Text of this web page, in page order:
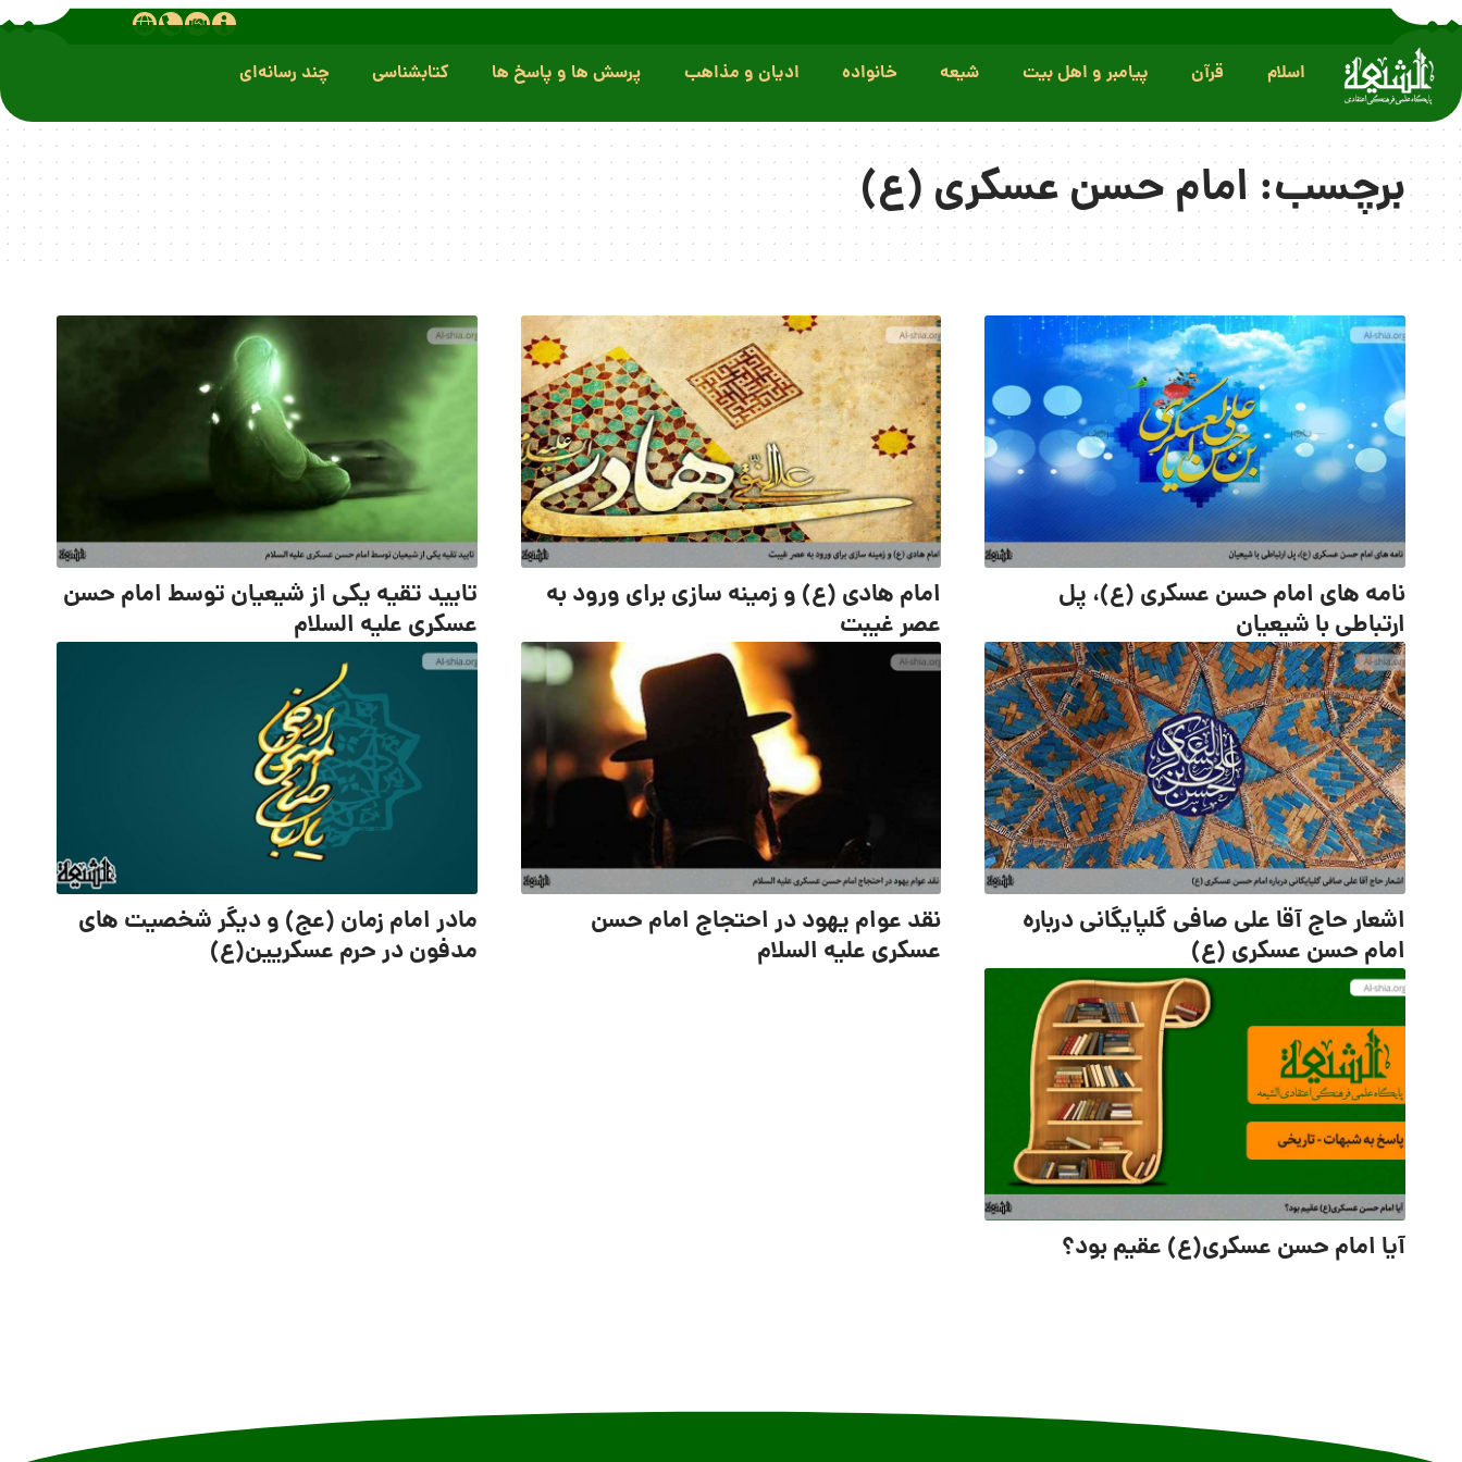
اسلام قرآن پیامبر و اهل بیت شیعه خانواده ادیان و مذاهب پرسش ها و پاسخ ها کتابشناسی چند رسانه‌ای
برچسب:امام حسن عسکری (ع)
نامه‌ های امام حسن عسکری (ع)، پل
ارتباطی با شیعیان
امام هادی (ع) و زمینه سازی برای ورود به
عصر غیبت
تایید تقیه یکی از شیعیان توسط امام حسن
عسکری علیه السلام
اشعار حاج آقا علی صافی گلپایگانی درباره
امام حسن عسکری (ع)
نقد عوام یهود در احتجاج امام حسن
عسکری علیه السلام
مادر امام زمان (عج) و دیگر شخصیت های
مدفون در حرم عسکریین(ع)
آیا امام حسن عسکری(ع) عقیم بود؟